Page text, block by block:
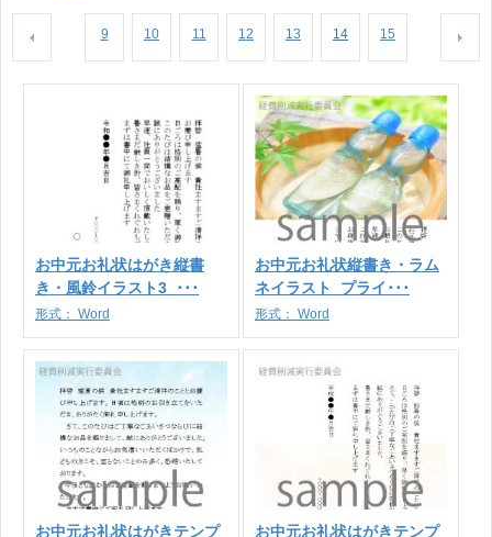
9 10 11 12 13 14 15
お中元お礼状はがき縦書
き・風鈴イラスト3_･･･
形式： Word
お中元お礼状縦書き・ラム
ネイラスト_プライ･･･
形式： Word
お中元お礼状はがきテンプ
お中元お礼状はがきテンプ